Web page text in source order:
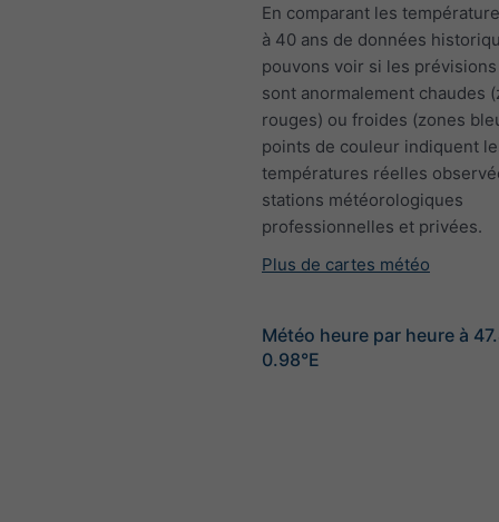
En comparant les
à 40 ans de données
pouvons voir si les
sont anormalement chaudes
rouges) ou froides (zones
points de couleur indiquent
températures réelles
stations météorologiques
professionnelles et privées.
Plus de cartes météo
Météo heure par heure à
0.98°E